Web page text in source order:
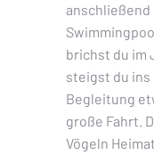
anschließend
brichst du im
steigst du
Begleitung
große Fahrt.
Vögeln